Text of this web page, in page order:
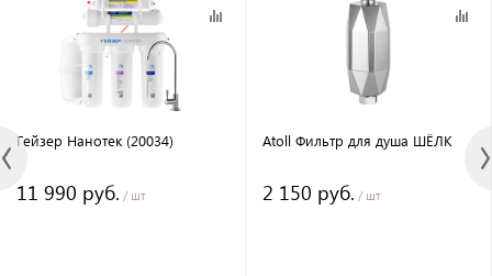
Гейзер Нанотек (20034)
11 990 руб. / шт
Atoll Фильтр для душа ШЁЛК
2 150 руб. / шт